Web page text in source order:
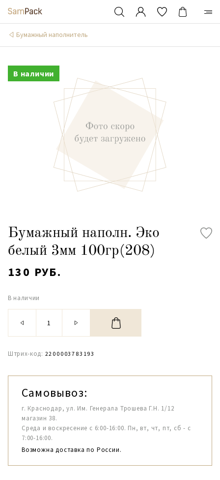
Бумажный наполнитель
В наличии
Бумажный наполн. Эко
белый 3мм 100гр(208)
130 РУБ.
В наличии
Штрих-код: 2200003783193
Самовывоз:
г. Краснодар, ул. Им. Генерала Трошева Г.Н. 1/12
магазин 38.
Среда и воскресение с 6:00-16:00. Пн, вт, чт, пт, сб - с
7:00-16:00.
Возможна доставка по России.